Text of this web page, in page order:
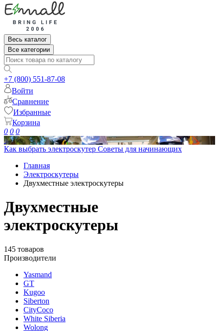
Весь каталог
Все категории
+7 (800) 551-87-08
Войти
Сравнение
Избранные
Корзина
0 0 0
Как выбрать электроскутер Советы для начинающих
Главная
Электроскутеры
Двухместные электроскутеры
Двухместные
электроскутеры
145 товаров
Производители
Yasmand
GT
Kugoo
Siberton
CityCoco
White Siberia
Wolong